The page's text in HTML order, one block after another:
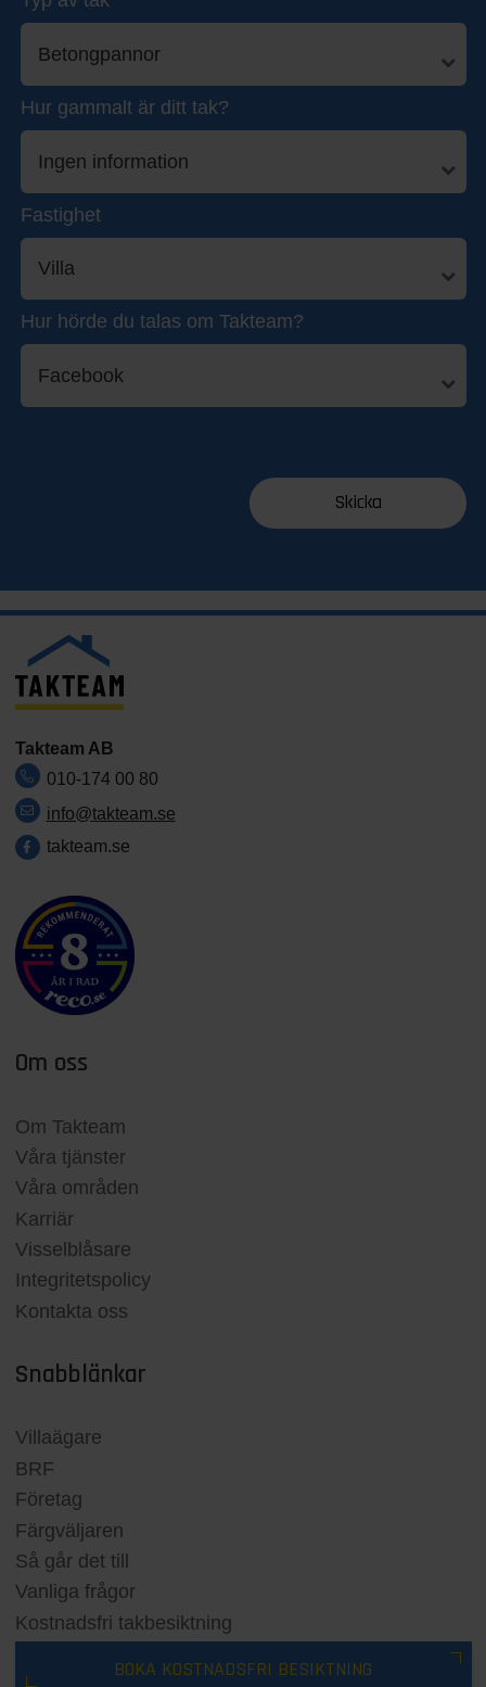
Hur gammalt är ditt tak?
Fastighet
Hur hörde du talas om Takteam?
Takteam AB
010-174 00 80
info@takteam.se
takteam.se
Om oss
Om Takteam
Våra tjänster
Våra områden
Karriär
Visselblåsare
Integritetspolicy
Kontakta oss
Snabblänkar
Villaägare
BRF
Företag
Färgväljaren
Så går det till
Vanliga frågor
Kostnadsfri takbesiktning
BOKA KOSTNADSFRI BESIKTNING